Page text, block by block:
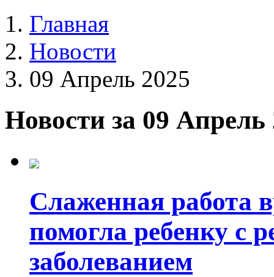
Главная
Новости
09 Апрель 2025
Новости за 09 Апрель
Слаженная работа
помогла ребенку с
заболеванием